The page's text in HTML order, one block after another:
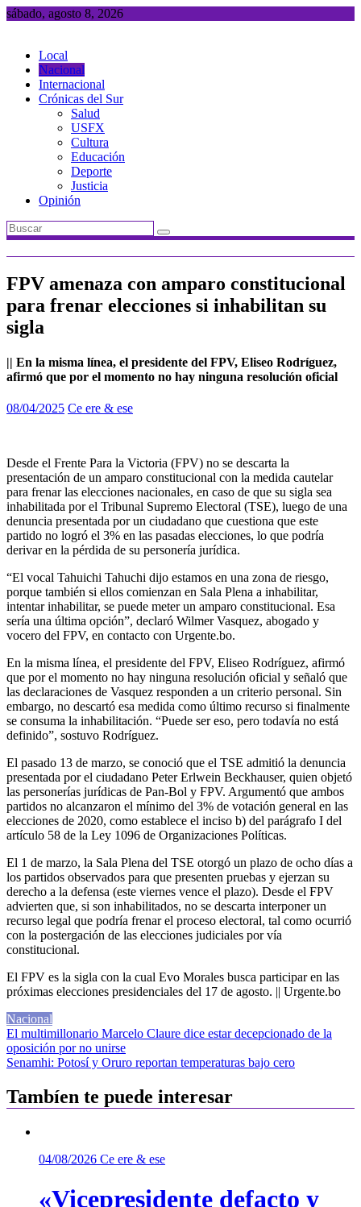
Saltar
sábado, agosto 8, 2026
Local
Nacional
Internacional
Crónicas del Sur
Salud
USFX
Cultura
Educación
Deporte
Justicia
Opinión
FPV amenaza con amparo constitucional
para frenar elecciones si inhabilitan su
sigla
|| En la misma línea, el presidente del FPV, Eliseo Rodríguez,
afirmó que por el momento no hay ninguna resolución oficial
08/04/2025 Ce ere & ese
Desde el Frente Para la Victoria (FPV) no se descarta la
presentación de un amparo constitucional con la medida cautelar
para frenar las elecciones nacionales, en caso de que su sigla sea
inhabilitada por el Tribunal Supremo Electoral (TSE), luego de una
denuncia presentada por un ciudadano que cuestiona que este
partido no logró el 3% en las pasadas elecciones, lo que podría
derivar en la pérdida de su personería jurídica.
“El vocal Tahuichi Tahuchi dijo estamos en una zona de riesgo,
porque también si ellos comienzan en Sala Plena a inhabilitar,
intentar inhabilitar, se puede meter un amparo constitucional. Esa
sería una última opción”, declaró Wilmer Vasquez, abogado y
vocero del FPV, en contacto con Urgente.bo.
En la misma línea, el presidente del FPV, Eliseo Rodríguez, afirmó
que por el momento no hay ninguna resolución oficial y señaló que
las declaraciones de Vasquez responden a un criterio personal. Sin
embargo, no descartó esa medida como último recurso si finalmente
se consuma la inhabilitación. “Puede ser eso, pero todavía no está
definido”, sostuvo Rodríguez.
El pasado 13 de marzo, se conoció que el TSE admitió la denuncia
presentada por el ciudadano Peter Erlwein Beckhauser, quien objetó
las personerías jurídicas de Pan-Bol y FPV. Argumentó que ambos
partidos no alcanzaron el mínimo del 3% de votación general en las
elecciones de 2020, como establece el inciso b) del parágrafo I del
artículo 58 de la Ley 1096 de Organizaciones Políticas.
El 1 de marzo, la Sala Plena del TSE otorgó un plazo de ocho días a
los partidos observados para que presenten pruebas y ejerzan su
derecho a la defensa (este viernes vence el plazo). Desde el FPV
advierten que, si son inhabilitados, no se descarta interponer un
recurso legal que podría frenar el proceso electoral, tal como ocurrió
con la postergación de las elecciones judiciales por vía
constitucional.
El FPV es la sigla con la cual Evo Morales busca participar en las
próximas elecciones presidenciales del 17 de agosto. || Urgente.bo
Nacional
Navegación
de
El multimillonario Marcelo Claure dice estar decepcionado de la
oposición por no unirse
Senamhi: Potosí y Oruro reportan temperaturas bajo cero
Tambíen te puede interesar
04/08/2026 Ce ere & ese
«Vicepresidente defacto y